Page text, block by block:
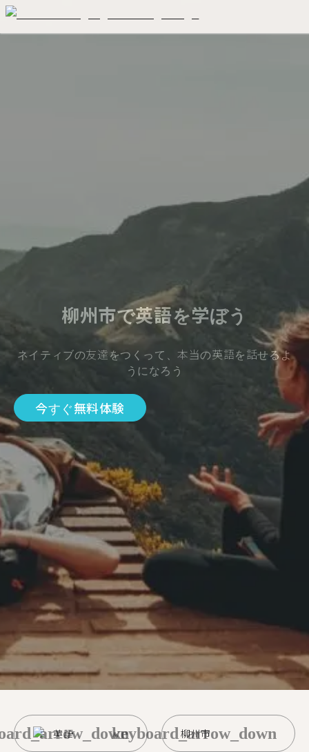
柳州市で英語を学ぼう
ネイティブの友達をつくって、本当の英語を話せるよ
うになろう
今すぐ無料体験
英語 柳州市
keyboard_arrow_down